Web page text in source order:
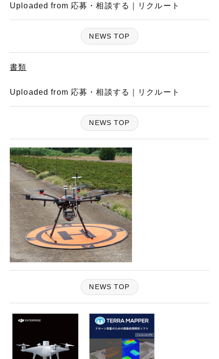
Uploaded from 応募・相談する｜リクルート
NEWS TOP
書類
Uploaded from 応募・相談する｜リクルート
NEWS TOP
NEWS TOP